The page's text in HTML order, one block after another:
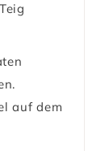
auf dem